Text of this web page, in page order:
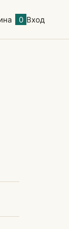
0 Вход